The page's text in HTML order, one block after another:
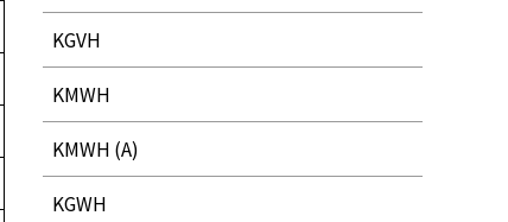
KGVH
KMWH
KMWH (A)
KGWH